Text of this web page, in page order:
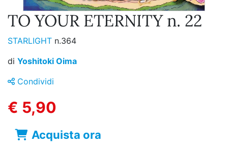
TO YOUR ETERNITY n. 22
STARLIGHT n.364
di Yoshitoki Oima
Condividi
€ 5,90
Acquista ora